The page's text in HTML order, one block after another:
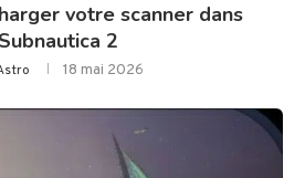
votre scanner dans
Subnautica 2
18 mai 2026